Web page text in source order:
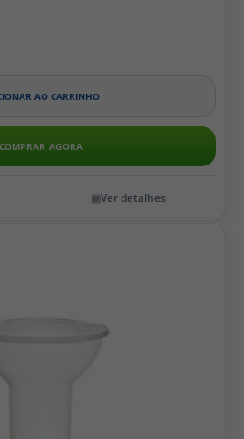
AO CARRINHO
COMPRAR AGORA
Ver detalhes